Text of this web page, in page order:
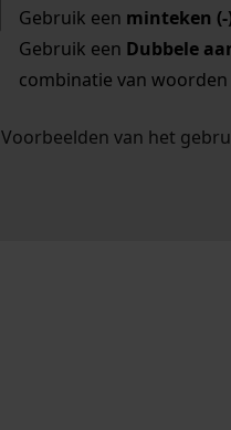
Gebruik een minteken (-
Gebruik een Dubbele
combinatie van woorden
Voorbeelden van het